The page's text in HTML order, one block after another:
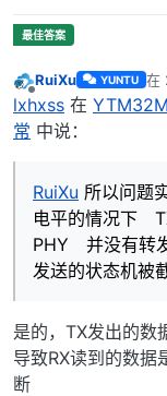
离线
RuiXu YUNTU 在
最
lxhxss 在
常 中说：
RuiXu 所以问题
电平的情况下
PHY 并没有
发送的状态机被
是的，TX发出的数
导致RX读到的数
断